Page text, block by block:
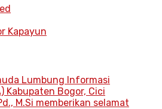
Kapayun